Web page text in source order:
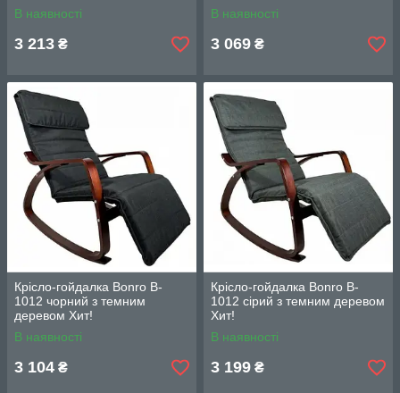
В наявності
3 213 ₴
В наявності
3 069 ₴
Крісло-гойдалка Bonro B-
1012 чорний з темним
деревом Хит!
В наявності
3 104 ₴
Крісло-гойдалка Bonro B-
1012 сірий з темним деревом
Хит!
В наявності
3 199 ₴